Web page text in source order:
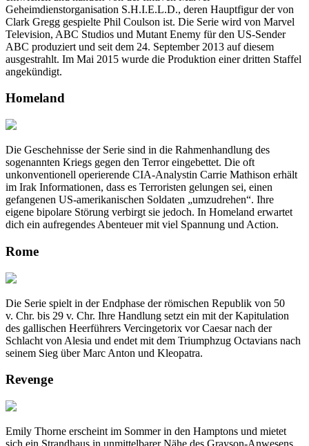
Geheimdienstorganisation S.H.I.E.L.D., deren Hauptfigur der von
Clark Gregg gespielte Phil Coulson ist. Die Serie wird von Marvel
Television, ABC Studios und Mutant Enemy für den US-Sender
ABC produziert und seit dem 24. September 2013 auf diesem
ausgestrahlt. Im Mai 2015 wurde die Produktion einer dritten Staffel
angekündigt.
Homeland
Die Geschehnisse der Serie sind in die Rahmenhandlung des
sogenannten Kriegs gegen den Terror eingebettet. Die oft
unkonventionell operierende CIA-Analystin Carrie Mathison erhält
im Irak Informationen, dass es Terroristen gelungen sei, einen
gefangenen US-amerikanischen Soldaten „umzudrehen“. Ihre
eigene bipolare Störung verbirgt sie jedoch. In Homeland erwartet
dich ein aufregendes Abenteuer mit viel Spannung und Action.
Rome
Die Serie spielt in der Endphase der römischen Republik von 50
v. Chr. bis 29 v. Chr. Ihre Handlung setzt ein mit der Kapitulation
des gallischen Heerführers Vercingetorix vor Caesar nach der
Schlacht von Alesia und endet mit dem Triumphzug Octavians nach
seinem Sieg über Marc Anton und Kleopatra.
Revenge
Emily Thorne erscheint im Sommer in den Hamptons und mietet
sich ein Strandhaus in unmittelbarer Nähe des Grayson-Anwesens.